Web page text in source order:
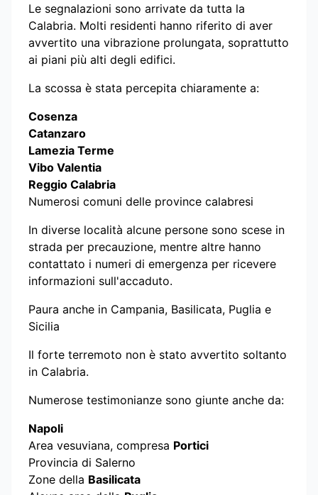
Le segnalazioni sono arrivate da tutta la
Calabria. Molti residenti hanno riferito di aver
avvertito una vibrazione prolungata, soprattutto
ai piani più alti degli edifici.
La scossa è stata percepita chiaramente a:
Cosenza
Catanzaro
Lamezia Terme
Vibo Valentia
Reggio Calabria
Numerosi comuni delle province calabresi
In diverse località alcune persone sono scese in
strada per precauzione, mentre altre hanno
contattato i numeri di emergenza per ricevere
informazioni sull'accaduto.
Paura anche in Campania, Basilicata, Puglia e
Sicilia
Il forte terremoto non è stato avvertito soltanto
in Calabria.
Numerose testimonianze sono giunte anche da:
Napoli
Area vesuviana, compresa Portici
Provincia di Salerno
Zone della Basilicata